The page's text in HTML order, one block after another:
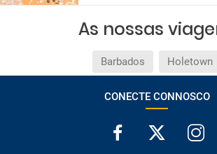
As nossas
Barbados Holetown
CONECTE CONNOSCO